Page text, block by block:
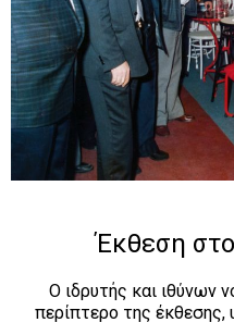
Έκθεση
Ο ιδρυτής και ιθύνων
περίπτερο της έκθεσης,